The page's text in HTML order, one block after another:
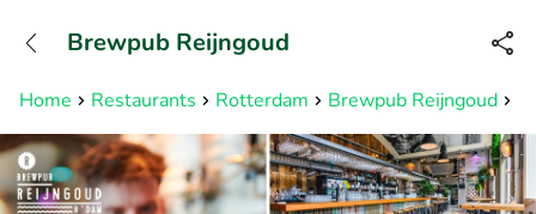
Bereikbaar tot 23:00 uur
Home Restaurants Rotterdam Brewpub Reijngoud
Brewpub Reijngoud